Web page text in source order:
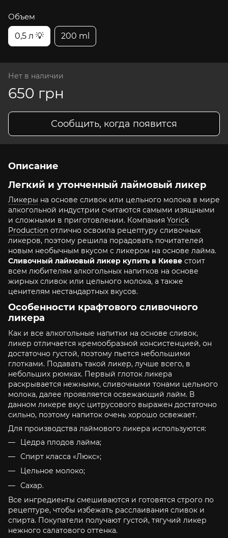
Объем
0,5 л 💡
200 ml
Нет в наличии
650 грн
Сообщить, когда появится
Описание
Легкий и утонченный лаймовый ликер
Ликеры на основе сливок или цельного молока в мире
алкогольной индустрии считаются самыми изящными
и сложными в приготовлении. Компания Yorick
Production отлично освоила рецептуру сливочных
ликеров, поэтому решила порадовать почитателей
новым необычным вкусом с ликером на основе лайма.
Сливочный лаймовый ликер купить в Киеве стоит
всем любителям алкогольных напитков на основе
жирных сливок или цельного молока, а также
ценителям нестандартных вкусов.
Особенности крафтового сливочного
ликера
Как и все алкогольные напитки на основе сливок,
ликер отличается кремообразной консистенцией, он
достаточно густой, поэтому пьется небольшими
глотками. Подавать такой ликер, лучше всего, в
небольших рюмках. Первый глоток ликера
раскрывается нежными, сливочными тонами цельного
молока, далее проявляется освежающий лайм. В
данном ликере вкус цитрусового выражен достаточно
сильно, поэтому напиток очень хорошо освежает.
Для производства лаймового ликера используются:
Цедра плодов лайма;
Спирт класса «Люкс»;
Цельное молоко;
Сахар.
Все ингредиенты смешиваются и готовятся строго по
рецептуре, чтобы избежать расслаивания сливок и
спирта. Покупатели получают густой, тягучий ликер
нежного салатового оттенка.